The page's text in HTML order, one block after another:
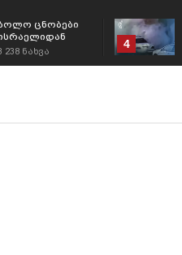
ცნობები
238 ნახვა
4